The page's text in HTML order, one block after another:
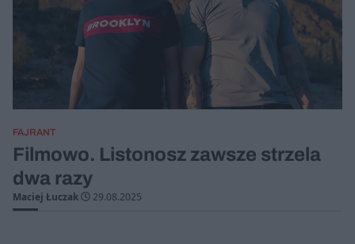
FAJRANT
Filmowo. Listonosz zawsze strzela
dwa razy
Maciej Łuczak 29.08.2025